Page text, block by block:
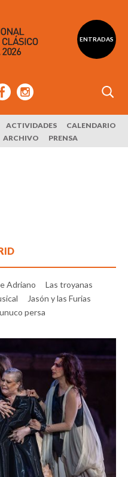
ENTRADAS
ACTIVIDADES
CALENDARIO
ARCHIVO PRENSA
Adriano
Las troyanas
Jasón y las Furias
persa